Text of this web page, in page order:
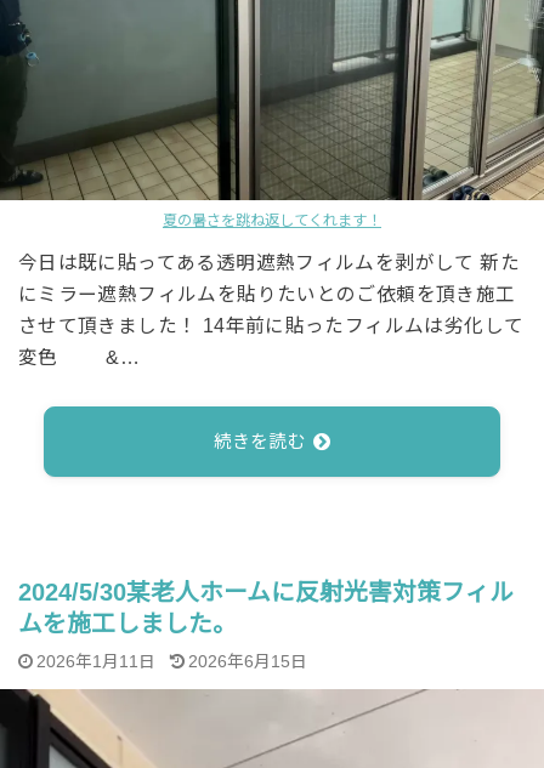
夏の暑さを跳ね返してくれます！
今日は既に貼ってある透明遮熱フィルムを剥がして 新た
にミラー遮熱フィルムを貼りたいとのご依頼を頂き施工
させて頂きました！ 14年前に貼ったフィルムは劣化して
変色 &…
続きを読む
2024/5/30某老人ホームに反射光害対策フィル
ムを施工しました。
2026年1月11日 2026年6月15日